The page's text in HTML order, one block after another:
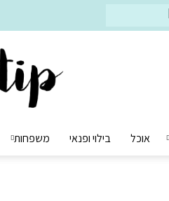
אוכל בילוי ופנאי משפחות